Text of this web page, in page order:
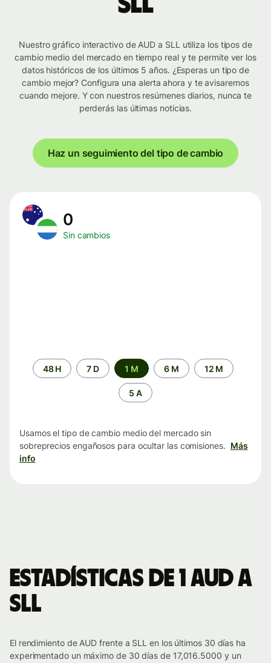
Nuestro gráfico interactivo de AUD a SLL utiliza los tipos de
cambio medio del mercado en tiempo real y te permite ver los
datos históricos de los últimos 5 años. ¿Esperas un tipo de
cambio mejor? Configura una alerta ahora y te avisaremos
cuando mejore. Y con nuestros resúmenes diarios, nunca te
perderás las últimas noticias.
Haz un seguimiento del tipo de cambio
0
Sin cambios
Periodo48 H 7 D 1 M 6 M 12 M
5 A
Usamos el tipo de cambio medio del mercado sin
sobreprecios engañosos para ocultar las comisiones. Más
info
Estadísticas de 1 AUD a
SLL
El rendimiento de AUD frente a SLL en los últimos 30 días ha
experimentado un máximo de 30 días de 17,016.5000 y un